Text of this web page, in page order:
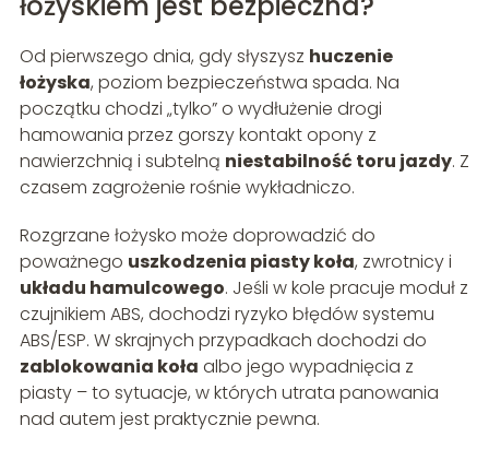
Od pierwszego dnia, gdy słyszysz huczenie
łożyska, poziom bezpieczeństwa spada. Na
początku chodzi „tylko” o wydłużenie drogi
hamowania przez gorszy kontakt opony z
nawierzchnią i subtelną niestabilność toru jazdy. Z
czasem zagrożenie rośnie wykładniczo.
Rozgrzane łożysko może doprowadzić do
poważnego uszkodzenia piasty koła, zwrotnicy i
układu hamulcowego. Jeśli w kole pracuje moduł z
czujnikiem ABS, dochodzi ryzyko błędów systemu
ABS/ESP. W skrajnych przypadkach dochodzi do
zablokowania koła albo jego wypadnięcia z
piasty – to sytuacje, w których utrata panowania
nad autem jest praktycznie pewna.